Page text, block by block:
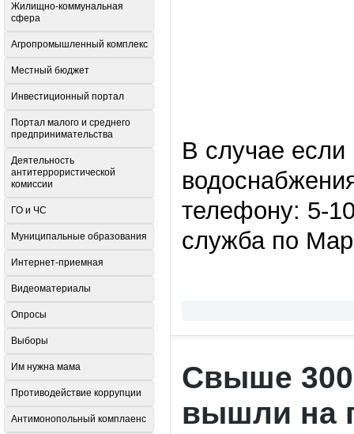
В случае
телефону: 5-
служба по
Свыше 300
вышли на
Жилищно-коммунальная
сфера
Агропромышленный комплекс
Местный бюджет
Инвестиционный портал
Портал малого и среднего
предпринимательства
Деятельность
антитеррористической
комиссии
ГО и ЧС
Муниципальные образования
Интернет-приемная
Видеоматериалы
Опросы
Выборы
Им нужна мама
Противодействие коррупции
Антимонопольный комплаенс